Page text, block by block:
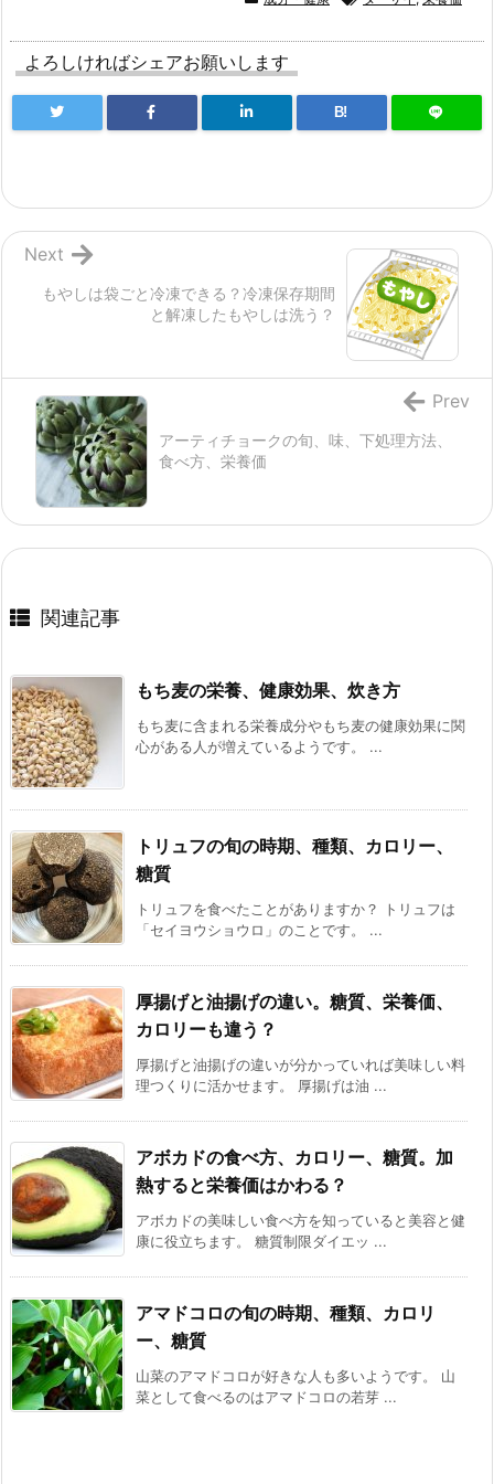
よろしければシェアお願いします
B!
もやしは袋ごと冷凍できる？冷凍保存期間
と解凍したもやしは洗う？
Next
アーティチョークの旬、味、下処理方法、
食べ方、栄養価
Prev
関連記事
もち麦の栄養、健康効果、炊き方
もち麦に含まれる栄養成分やもち麦の健康効果に関
心がある人が増えているようです。 ...
トリュフの旬の時期、種類、カロリー、
糖質
トリュフを食べたことがありますか？ トリュフは
「セイヨウショウロ」のことです。 ...
厚揚げと油揚げの違い。糖質、栄養価、
カロリーも違う？
厚揚げと油揚げの違いが分かっていれば美味しい料
理つくりに活かせます。 厚揚げは油 ...
アボカドの食べ方、カロリー、糖質。加
熱すると栄養価はかわる？
アボカドの美味しい食べ方を知っていると美容と健
康に役立ちます。 糖質制限ダイエッ ...
アマドコロの旬の時期、種類、カロリ
ー、糖質
山菜のアマドコロが好きな人も多いようです。 山
菜として食べるのはアマドコロの若芽 ...